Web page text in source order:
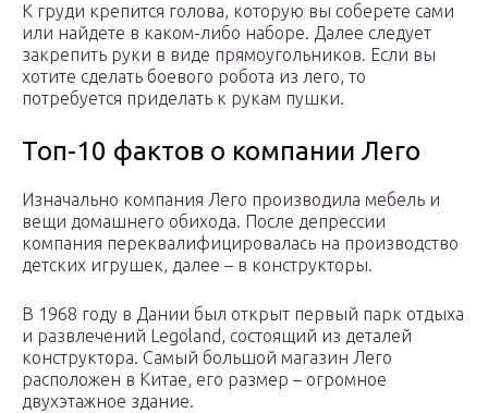
К груди крепится голова, которую вы соберете сами
или найдете в каком-либо наборе. Далее следует
закрепить руки в виде прямоугольников. Если вы
хотите сделать боевого робота из лего, то
потребуется приделать к рукам пушки.
Топ-10 фактов о компании Лего
Изначально компания Лего производила мебель и
вещи домашнего обихода. После депрессии
компания переквалифицировалась на производство
детских игрушек, далее – в конструкторы.
В 1968 году в Дании был открыт первый парк отдыха
и развлечений Legoland, состоящий из деталей
конструктора. Самый большой магазин Лего
расположен в Китае, его размер – огромное
двухэтажное здание.